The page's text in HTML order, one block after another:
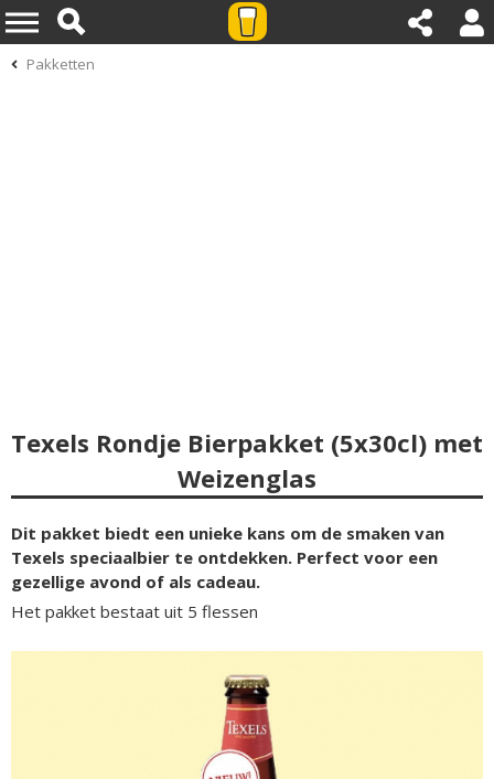
Pakketten
Texels Rondje Bierpakket (5x30cl) met
Weizenglas
Dit pakket biedt een unieke kans om de smaken van
Texels speciaalbier te ontdekken. Perfect voor een
gezellige avond of als cadeau.
Het pakket bestaat uit 5 flessen